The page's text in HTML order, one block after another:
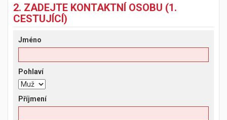
2. ZADEJTE KONTAKTNÍ OSOBU (1.
CESTUJÍCÍ)
Jméno
Pohlaví
Příjmení